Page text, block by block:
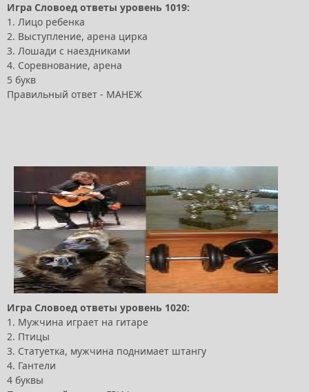
Игра Словоед ответы уровень 1019:
1. Лицо ребенка
2. Выступление, арена цирка
3. Лошади с наездниками
4. Соревнование, арена
5 букв
Правильный ответ - МАНЕЖ
Игра Словоед ответы уровень 1020:
1. Мужчина играет на гитаре
2. Птицы
3. Статуетка, мужчина поднимает штангу
4. Гантели
4 буквы